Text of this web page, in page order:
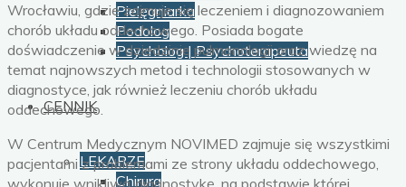
Pielęgniarka
Podolog
Psycholog | Psychoterapeuta
CENNIK
LEKARZE
Chirurg
Wrocławiu, gdzie zajmuje się leczeniem i diagnozowaniem
chorób układu oddechowego. Posiada bogate
doświadczenie w dziedzinie pulmonologii oraz wiedzę na
temat najnowszych metod i technologii stosowanych w
diagnostyce, jak również leczeniu chorób układu
oddechowego.
W Centrum Medycznym NOVIMED zajmuje się wszystkimi
pacjentami z problemami ze strony układu oddechowego,
wykonuje wnikliwą diagnostykę, na podstawie której